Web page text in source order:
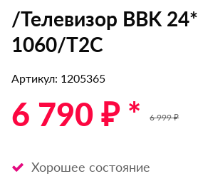
/Телевизор BBK
1060/T2C
Артикул: 1205365
6 790 ₽ * 6 999 ₽
Хорошее состояние